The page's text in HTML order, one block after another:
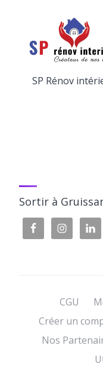
SP Rénov
Sortir à
CGU
Créer un
Nos